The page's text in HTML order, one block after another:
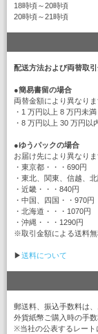
18時頃～20時頃
20時頃～21時頃
配送方法および両替取
●簡易書留の場合
両替金額により異なりま
・1 万円以上 8 万円未
・8 万円以上 30 万円以
●ゆうパックの場合
お届け先により異なりま
・東京都・・・690円
・東北、関東、信越、
・近畿・・・840円
・中国、四国・・970円
・北海道・・・1070円
・沖縄・・・1290円
※取引金額による送料無
▶送料について
郵送料、振込手数料は
外貨紙幣ご購入時の手
※当社の公表するレート